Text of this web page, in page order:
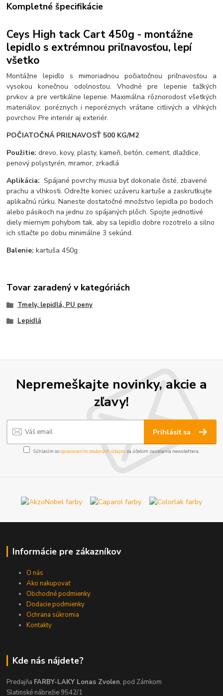
Kompletné špecifikácie
Ceys High tack Cart 450g - montážne
lepidlo s extrémnou priľnavosťou, lepí
všetko
Montážne lepidlo s mimoriadnou počiatočnou priľnavosťou a
vysokou konečnou odolnosťou. Vhodné pre lepenie ťažkých
prvkov a pre vertikálne lepenie. Maximálna rôznorodosť všetkých
materiálov: poréznych i neporéznych vrátane citlivých a vlhkých
povrchov. Pre interiér aj exteriér.
POČIATOČNÁ PRIĽNAVOSŤ 500 KG/M2
Použitie: drevo, kovy, plasty, kameň, betón, cement, dlaždice,
penový polystyrén, mramor, zrkadlá
Aplikácia: Spájané povrchy musia byť dokonale čisté, zbavené
prachu a vlhkosti. Odrežte koniec uzáveru kartuše a zaskrutkujte
aplikačnú rúrku. Naneste dostatočné množstvo lepidla po bodoch
alebo pásikoch na jednu zo spájaných plôch. Spojte jednotlivé
diely miernym pohybom tak, aby sa lepidlo dobre rozotrelo a silno
ich stlačte po dobu minimálne 3 sekúnd.
Balenie:kartuša 450g
Tovar zaradený v kategóriách
Tmely, lepidlá, PU peny
Lepidlá
Nepremeškajte novinky, akcie a
zľavy!
Prihlásiť sa
Súhlasím sospracovaním osobných údajov za účelom zasielania newslettera.
Informácie pre zákazníkov
O nás
Ako nakupovať
Obchodné podmienky
Dodacie podmienky
Ochrana súkromia
Kontakty
Kde nás nájdete?
Predajňa FARBY-LAKY Lonas Zvolen, pod Zámkom
Slatinské nábrežie 9542/1